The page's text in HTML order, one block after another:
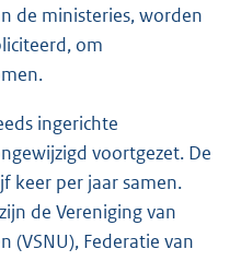
de ministeries, worden
om
ingerichte
voortgezet. De
keer per jaar samen.
de Vereniging van
(VSNU), Federatie van